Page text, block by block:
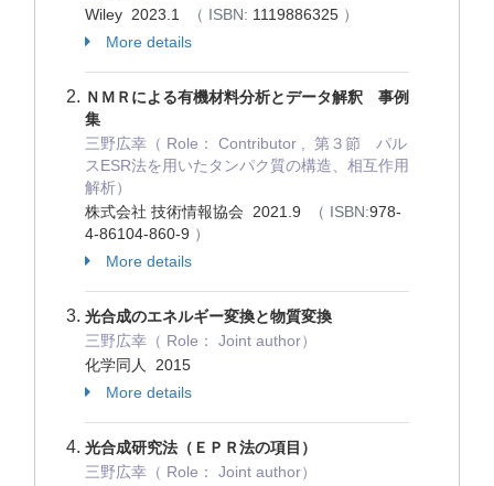
Wiley 2023.1
（ ISBN: 1119886325 ）
More details
ＮＭＲによる有機材料分析とデータ解釈 事例
集
三野広幸（ Role： Contributor , 第３節 パル
スESR法を用いたタンパク質の構造、相互作用
解析）
株式会社 技術情報協会 2021.9
（ ISBN:978-
4-86104-860-9 ）
More details
光合成のエネルギー変換と物質変換
三野広幸（ Role： Joint author）
化学同人 2015
More details
光合成研究法（ＥＰＲ法の項目）
三野広幸（ Role： Joint author）